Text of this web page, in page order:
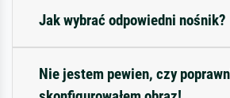
Jak wybrać odpowiedni nośnik?
Nie jestem pewien, czy